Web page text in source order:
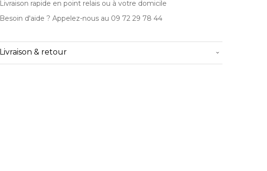
Livraison rapide en point relais ou à votre domicile
Besoin d'aide ? Appelez-nous au 09 72 29 78 44
Livraison & retour